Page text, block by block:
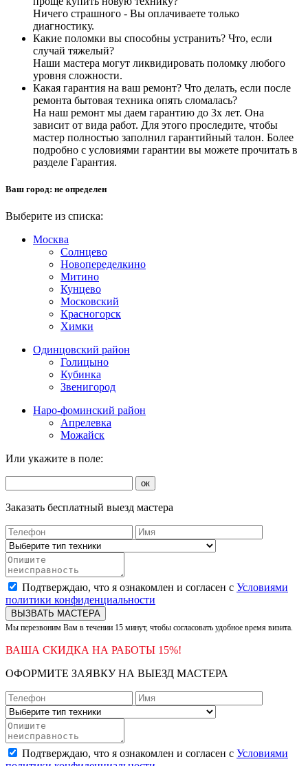
Ничего страшного - Вы оплачиваете только
диагностику.
Какие поломки вы способны устранить? Что, если
случай тяжелый?
Наши мастера могут ликвидировать поломку любого
уровня сложности.
Какая гарантия на ваш ремонт? Что делать, если после
ремонта бытовая техника опять сломалась?
На наш ремонт мы даем гарантию до 3х лет. Она
зависит от вида работ. Для этого проследите, чтобы
мастер полностью заполнил гарантийный талон. Более
подробно с условиями гарантии вы можете прочитать в
разделе Гарантия.
Ваш город: не определен
Выберите из списка:
Москва
Солнцево
Новопеределкино
Митино
Кунцево
Московский
Красногорск
Химки
Одинцовский район
Голицыно
Кубинка
Звенигород
Наро-фоминский район
Апрелевка
Можайск
Или укажите в поле:
ок
Заказать бесплатный выезд мастера
Подтверждаю, что я ознакомлен и согласен с Условиями
политики конфиденциальности
ВЫЗВАТЬ МАСТЕРА
Мы перезвоним Вам в течении 15 минут, чтобы согласовать удобное время визита.
ВАША СКИДКА НА РАБОТЫ 15%!
ОФОРМИТЕ ЗАЯВКУ НА ВЫЕЗД МАСТЕРА
Подтверждаю, что я ознакомлен и согласен с Условиями